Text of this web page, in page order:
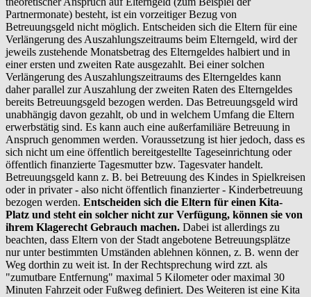
Partnermonate) besteht, ist ein vorzeitiger Bezug von
Betreuungsgeld nicht möglich. Entscheiden sich die Eltern für eine
Verlängerung des Auszahlungszeitraums beim Elterngeld, wird der
jeweils zustehende Monatsbetrag des Elterngeldes halbiert und in
einer ersten und zweiten Rate ausgezahlt. Bei einer solchen
Verlängerung des Auszahlungszeitraums des Elterngeldes kann
daher parallel zur Auszahlung der zweiten Raten des Elterngeldes
bereits Betreuungsgeld bezogen werden. Das Betreuungsgeld wird
unabhängig davon gezahlt, ob und in welchem Umfang die Eltern
erwerbstätig sind. Es kann auch eine außerfamiliäre Betreuung in
Anspruch genommen werden. Voraussetzung ist hier jedoch, dass es
sich nicht um eine öffentlich bereitgestellte Tageseinrichtung oder
öffentlich finanzierte Tagesmutter bzw. Tagesvater handelt.
Betreuungsgeld kann z. B. bei Betreuung des Kindes in Spielkreisen
oder in privater - also nicht öffentlich finanzierter - Kinderbetreuung
bezogen werden. Entscheiden sich die Eltern für einen Kita-
Platz und steht ein solcher nicht zur Verfügung, können sie von
ihrem Klagerecht Gebrauch machen. Dabei ist allerdings zu
beachten, dass Eltern von der Stadt angebotene Betreuungsplätze
nur unter bestimmten Umständen ablehnen können, z. B. wenn der
Weg dorthin zu weit ist. In der Rechtsprechung wird zzt. als
"zumutbare Entfernung" maximal 5 Kilometer oder maximal 30
Minuten Fahrzeit oder Fußweg definiert. Des Weiteren ist eine Kita